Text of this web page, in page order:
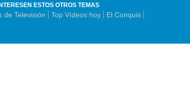
ESTOS OTROS TEMAS
de Televisión Top Vídeos hoy
El Conquis